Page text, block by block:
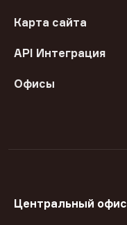
Карта сайта
API Интеграция
Офисы
Центральный офис